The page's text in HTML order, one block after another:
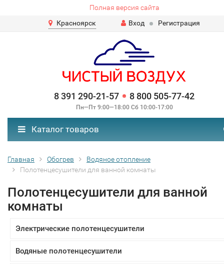
Полная версия сайта
Красноярск
Вход Регистрация
8 391 290-21-57 8 800 505-77-42
Пн—Пт 9:00—18:00 Сб 10:00-17:00
Каталог товаров
Главная Обогрев
Водяное отопление
Полотенцесушители для ванной комнаты
Полотенцесушители для ванной
комнаты
Электрические полотенцесушители
Водяные полотенцесушители